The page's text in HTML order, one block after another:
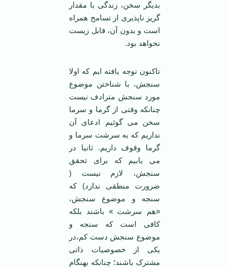
بدیگر سخن، زندگی با مقدار
گریز ناپذیری از تسامح همراه
است و بدون آن، قابل زیست
نخواهد بود.
تاکنون توجه یافته ایم که اولا
سنجش، با شناختن موضوع
مورد سنجش مترادف نیست
چنانکه وقتی از گرما و سرما
سخن می گوئیم ادعای آن
نداریم که به سرشت سرما و
گرما وقوف داریم. ثانیا در
می یابیم که برای تحقق
سنجش، لازم نیست (
ضرورت منطقی ندارد) که
سنجه و موضوع سنجش،
«هم سرشت » باشند بلکه
کافی است که سنجه و
موضوع سنجش دست کم،در
یکی از خصوصیات ذاتی
مشترک باشند؛ چنانکه بهنگام